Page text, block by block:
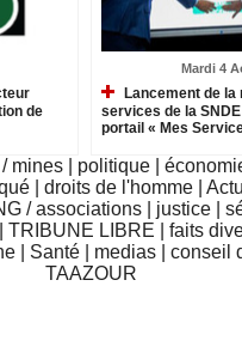
de
Mardi 4
Lancement de
services de la
portail « Mes
mines politique
|droits de l'homme |
/ associations justice
TRIBUNE LIBRE
faits
Santé medias |conseil
TAAZOUR